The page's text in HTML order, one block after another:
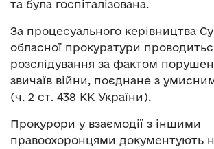
та була госпіталізована.
За процесуального керівництва
обласної прокуратури
розслідування за фактом
звичаїв війни, поєднане з
(ч. 2 ст. 438 КК України).
Прокурори у взаємодії з іншими
правоохоронцями документують